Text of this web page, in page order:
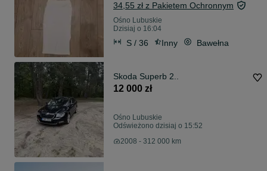
34,55 zł z Pakietem Ochronnym
Ośno Lubuskie
Dzisiaj o 16:04
S / 36 Inny Bawełna
Skoda Superb 2..
12 000 zł
Ośno Lubuskie
Odświeżono dzisiaj o 15:52
2008 - 312 000 km